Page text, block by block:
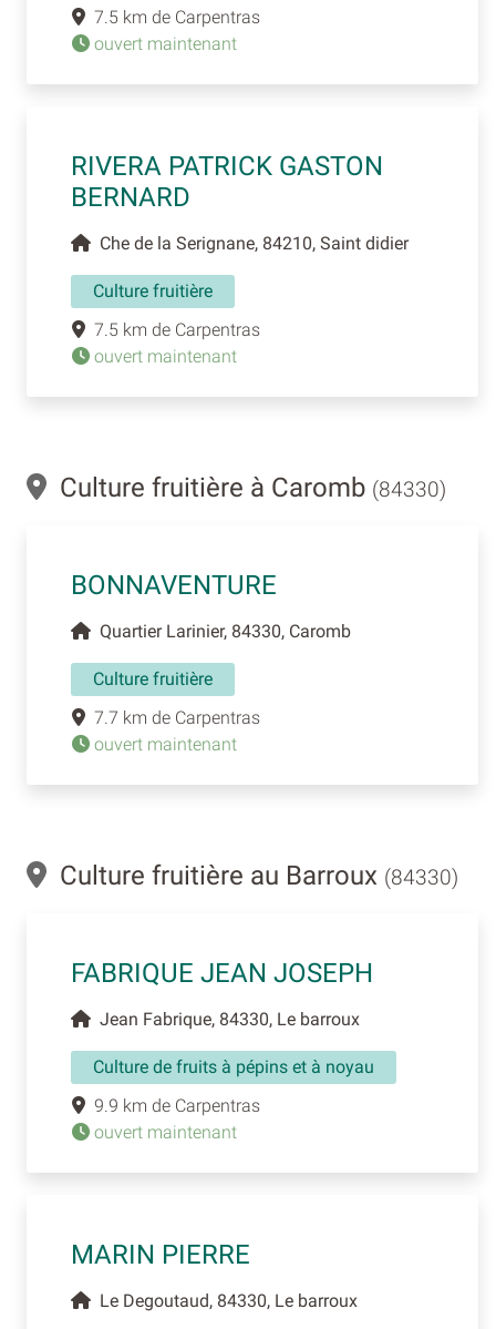
7.5 km de Carpentras
ouvert maintenant
RIVERA PATRICK GASTON
BERNARD
Che de la Serignane, 84210, Saint didier
Culture fruitière
7.5 km de Carpentras
ouvert maintenant
Culture fruitière à Caromb (84330)
BONNAVENTURE
Quartier Larinier, 84330, Caromb
Culture fruitière
7.7 km de Carpentras
ouvert maintenant
Culture fruitière au Barroux (84330)
FABRIQUE JEAN JOSEPH
Jean Fabrique, 84330, Le barroux
Culture de fruits à pépins et à noyau
9.9 km de Carpentras
ouvert maintenant
MARIN PIERRE
Le Degoutaud, 84330, Le barroux